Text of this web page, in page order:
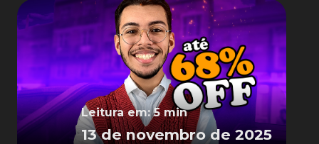
Leitura em: 5 min
13 de novembro de 2025